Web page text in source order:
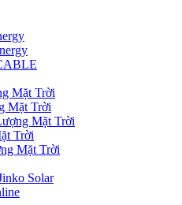
Mặt Trời
Mặt Trời
Mặt Trời
Trời
Mặt Trời
Solar